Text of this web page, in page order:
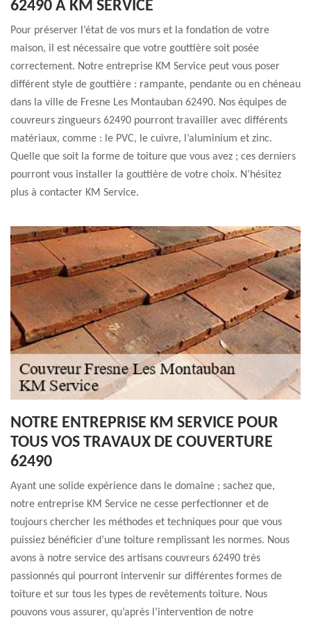
62490 À KM SERVICE
Pour préserver l’état de vos murs et la fondation de votre
maison, il est nécessaire que votre gouttière soit posée
correctement. Notre entreprise KM Service peut vous poser
différent style de gouttière : rampante, pendante ou en chéneau
dans la ville de Fresne Les Montauban 62490. Nos équipes de
couvreurs zingueurs 62490 pourront travailler avec différents
matériaux, comme : le PVC, le cuivre, l’aluminium et zinc.
Quelle que soit la forme de toiture que vous avez ; ces derniers
pourront vous installer la gouttière de votre choix. N’hésitez
plus à contacter KM Service.
NOTRE ENTREPRISE KM SERVICE POUR
TOUS VOS TRAVAUX DE COUVERTURE
62490
Ayant une solide expérience dans le domaine ; sachez que,
notre entreprise KM Service ne cesse perfectionner et de
toujours chercher les méthodes et techniques pour que vous
puissiez bénéficier d’une toiture remplissant les normes. Nous
avons à notre service des artisans couvreurs 62490 très
passionnés qui pourront intervenir sur différentes formes de
toiture et sur tous les types de revêtements toiture. Nous
pouvons vous assurer, qu’après l’intervention de notre